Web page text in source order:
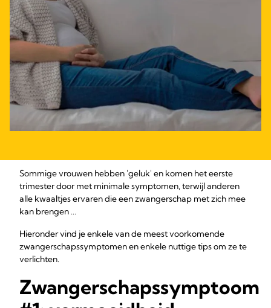
Sommige vrouwen hebben 'geluk' en komen het eerste
trimester door met minimale symptomen, terwijl anderen
alle kwaaltjes ervaren die een zwangerschap met zich mee
kan brengen ...
Hieronder vind je enkele van de meest voorkomende
zwangerschapssymptomen en enkele nuttige tips om ze te
verlichten.
Zwangerschapssymptoom